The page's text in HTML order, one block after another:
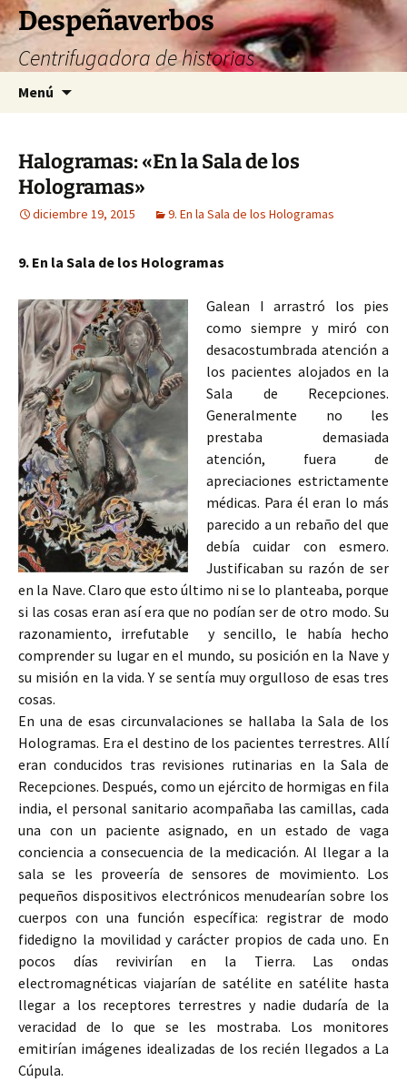
Saltar
al
contenido
Despeñaverbos
Centrifugadora de historias
Menú
Halogramas: «En la Sala de los
Hologramas»
diciembre 19, 2015 9. En la Sala de los Hologramas
9. En la Sala de los Hologramas
Galean I arrastró los pies
como siempre y miró con
desacostumbrada atención a
los pacientes alojados en la
Sala de Recepciones.
Generalmente no les
prestaba demasiada
atención, fuera de
apreciaciones estrictamente
médicas. Para él eran lo más
parecido a un rebaño del que
debía cuidar con esmero.
Justificaban su razón de ser
en la Nave. Claro que esto último ni se lo planteaba, porque
si las cosas eran así era que no podían ser de otro modo. Su
razonamiento, irrefutable y sencillo, le había hecho
comprender su lugar en el mundo, su posición en la Nave y
su misión en la vida. Y se sentía muy orgulloso de esas tres
cosas.
En una de esas circunvalaciones se hallaba la Sala de los
Hologramas. Era el destino de los pacientes terrestres. Allí
eran conducidos tras revisiones rutinarias en la Sala de
Recepciones. Después, como un ejército de hormigas en fila
india, el personal sanitario acompañaba las camillas, cada
una con un paciente asignado, en un estado de vaga
conciencia a consecuencia de la medicación. Al llegar a la
sala se les proveería de sensores de movimiento. Los
pequeños dispositivos electrónicos menudearían sobre los
cuerpos con una función específica: registrar de modo
fidedigno la movilidad y carácter propios de cada uno. En
pocos días revivirían en la Tierra. Las ondas
electromagnéticas viajarían de satélite en satélite hasta
llegar a los receptores terrestres y nadie dudaría de la
veracidad de lo que se les mostraba. Los monitores
emitirían imágenes idealizadas de los recién llegados a La
Cúpula.